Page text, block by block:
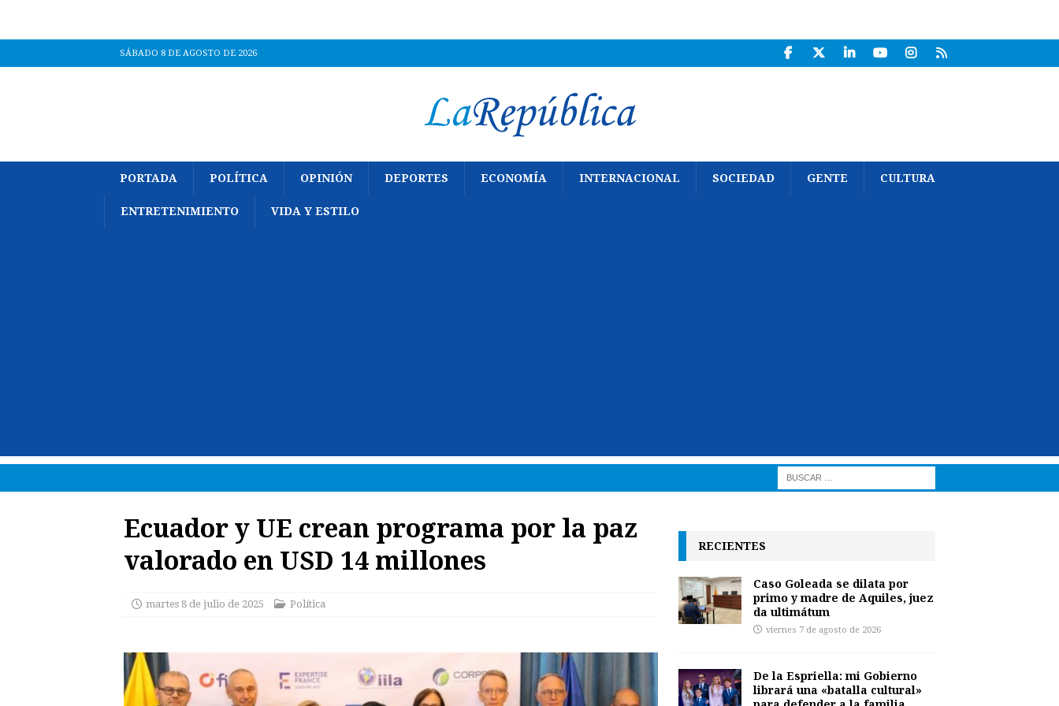
SÁBADO 8 DE AGOSTO DE 2026
PORTADA POLÍTICA OPINIÓN DEPORTES ECONOMÍA INTERNACIONAL SOCIEDAD GENTE CULTURA
ENTRETENIMIENTO VIDA Y ESTILO
Ecuador y UE crean programa por la paz
valorado en USD 14 millones
martes 8 de julio de 2025 Política
RECIENTES
Caso Goleada se dilata por
primo y madre de Aquiles, juez
da ultimátum
viernes 7 de agosto de 2026
De la Espriella: mi Gobierno
librará una «batalla cultural»